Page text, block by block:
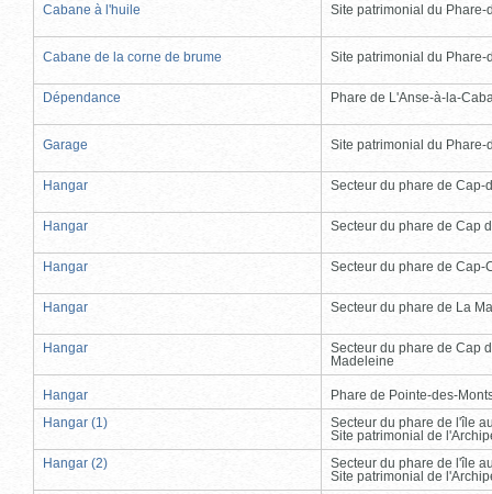
Cabane à l'huile Site patrimonial du Phare-
Cabane de la corne de brume Site patrimonial du Phare-
Dépendance Phare de L'Anse-à-la-
Garage Site patrimonial du Phare-
Hangar Secteur du phare de Cap-
Hangar Secteur du phare de Cap
Hangar Secteur du phare de Cap-
Hangar Secteur du phare de La
Hangar
Secteur du phare de Cap
Madeleine
Hangar
Phare de Pointe-des-
Hangar (1)
Secteur du phare de l'île
Site patrimonial de
Hangar (2)
Secteur du phare de l'île
Site patrimonial de